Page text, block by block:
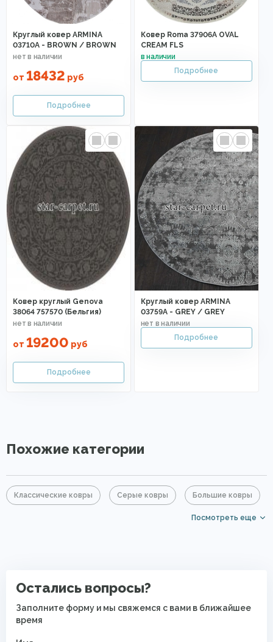
Круглый ковер ARMINA
03710A - BROWN / BROWN
от 18432 руб
Ковер Roma 37906A OVAL
CREAM FLS
Ковер круглый Genova
38064 757570 (Бельгия)
от 19200 руб
Круглый ковер ARMINA
03759A - GREY / GREY
Похожие категории
Классические ковры Серые ковры Большие ковры
Ковры с коротким ворсомПосмотреть еще
Остались вопросы?
Заполните форму и мы свяжемся с вами в ближайшее
время